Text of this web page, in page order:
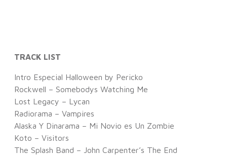
TRACK LIST
Intro Especial Halloween by Pericko
Rockwell – Somebodys Watching Me
Lost Legacy – Lycan
Radiorama – Vampires
Alaska Y Dinarama – Mi Novio es Un Zombie
Koto – Visitors
The Splash Band – John Carpenter’s The End